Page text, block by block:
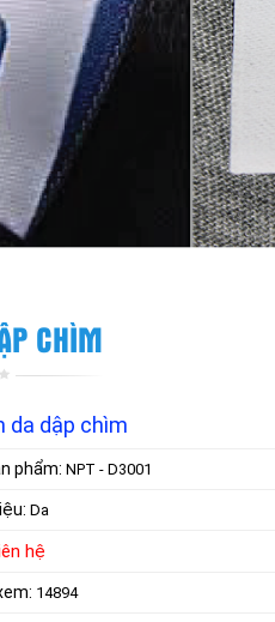
CHÌM
da dập chìm
phẩm: NPT - D3001
Da
hệ
14894